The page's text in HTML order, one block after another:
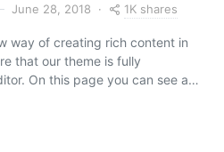
June 28, 2018 1K shares
way of creating rich content in
that our theme is fully
On this page you can see a…